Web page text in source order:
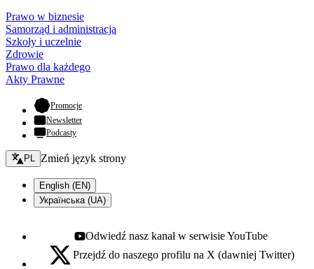
Prawo w biznesie
Samorząd i administracja
Szkoły i uczelnie
Zdrowie
Prawo dla każdego
Akty Prawne
Promocje- otwiera się w nowej karcie
Newsletter
Podcasty
Zmień język - bieżący:
PL Zmień język strony
English (EN)
Українська (UA)
Youtube - otwiera się w nowej karcie
Odwiedź nasz kanał w serwisie YouTube
X - otwiera się w nowej karcie
Przejdź do naszego profilu na X (dawniej Twitter)